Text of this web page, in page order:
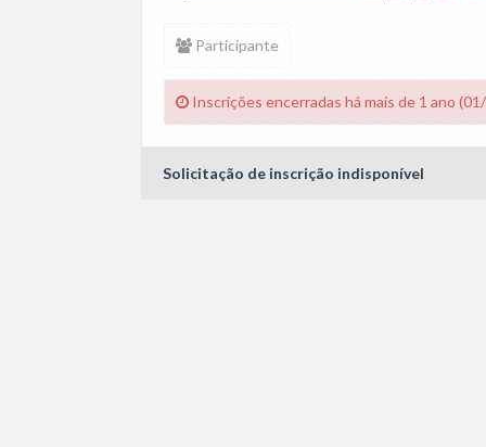
Participante
Inscrições encerradas há mais de 1 ano
Solicitação de inscrição indisponível